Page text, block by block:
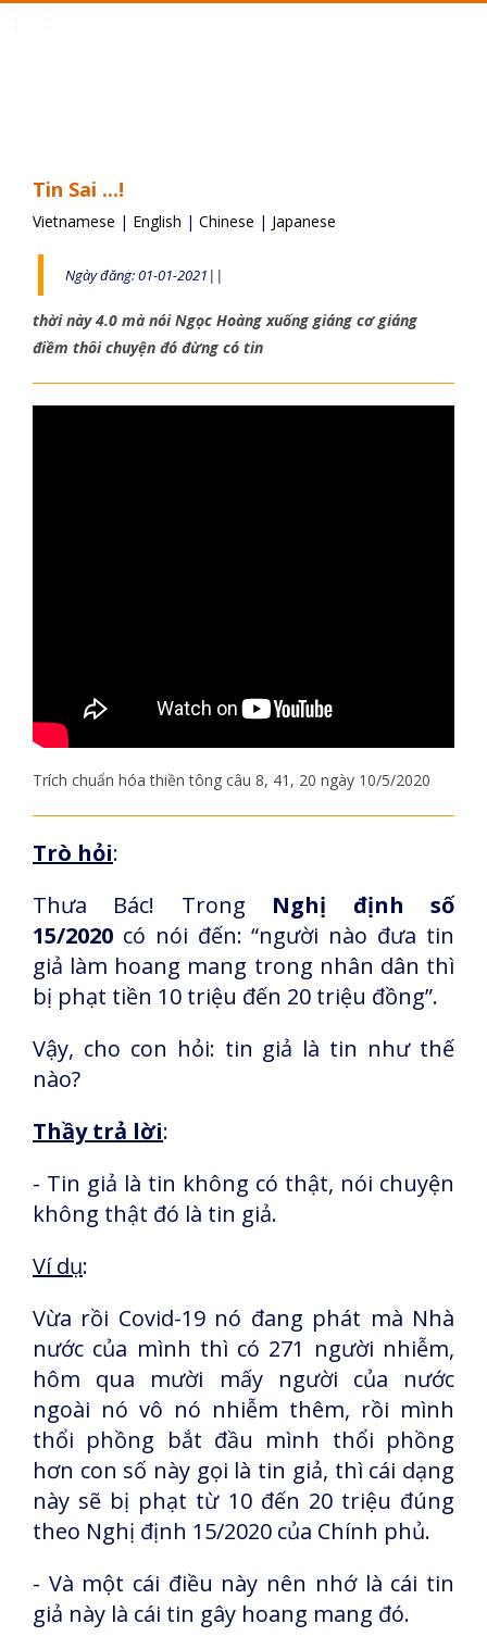
Tin Sai ...!
Vietnamese | English | Chinese | Japanese
Ngày đăng: 01-01-2021||
thời này 4.0 mà nói Ngọc Hoàng xuống giáng cơ giáng
điềm thôi chuyện đó đừng có tin
Trích chuẩn hóa thiền tông câu 8, 41, 20 ngày 10/5/2020
Trò hỏi:
Thưa Bác! Trong Nghị định số
15/2020 có nói đến: “người nào đưa tin
giả làm hoang mang trong nhân dân thì
bị phạt tiền 10 triệu đến 20 triệu đồng”.
Vậy, cho con hỏi: tin giả là tin như thế
nào?
Thầy trả lời:
- Tin giả là tin không có thật, nói chuyện
không thật đó là tin giả.
Ví dụ:
Vừa rồi Covid-19 nó đang phát mà Nhà
nước của mình thì có 271 người nhiễm,
hôm qua mười mấy người của nước
ngoài nó vô nó nhiễm thêm, rồi mình
thổi phồng bắt đầu mình thổi phồng
hơn con số này gọi là tin giả, thì cái dạng
này sẽ bị phạt từ 10 đến 20 triệu đúng
theo Nghị định 15/2020 của Chính phủ.
- Và một cái điều này nên nhớ là cái tin
giả này là cái tin gây hoang mang đó.